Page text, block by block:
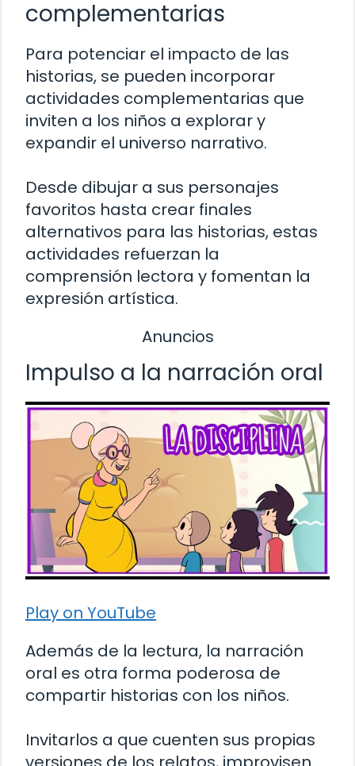
complementarias
Para potenciar el impacto de las
historias, se pueden incorporar
actividades complementarias que
inviten a los niños a explorar y
expandir el universo narrativo.
Desde dibujar a sus personajes
favoritos hasta crear finales
alternativos para las historias, estas
actividades refuerzan la
comprensión lectora y fomentan la
expresión artística.
Anuncios
Impulso a la narración oral
Play on YouTube
Además de la lectura, la narración
oral es otra forma poderosa de
compartir historias con los niños.
Invitarlos a que cuenten sus propias